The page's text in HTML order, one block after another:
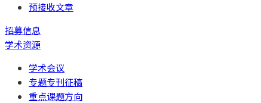
预接收文章
招募信息
学术资源
学术会议
专题专刊征稿
重点课题方向